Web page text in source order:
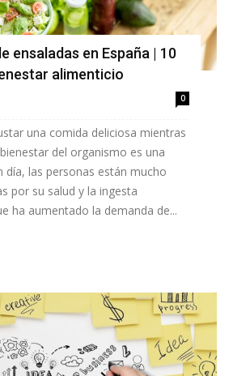
ensaladas en España | 10
alimenticio
0
una comida deliciosa mientras
del organismo es una
día, las personas están mucho
por su salud y la ingesta
ha aumentado la demanda de...